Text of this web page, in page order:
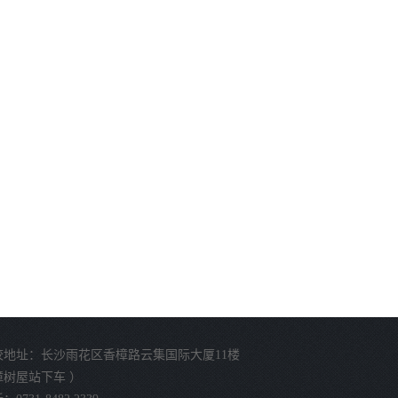
地址：长沙雨花区香樟路云集国际大厦11楼
屋站下车 ）